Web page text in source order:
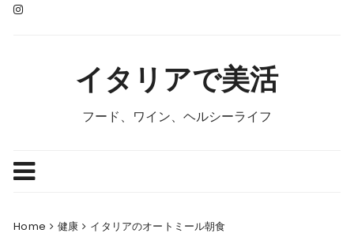
Skip
イタリアで美活
フード、ワイン、ヘルシーライフ
Home 健康 イタリアのオートミール朝食